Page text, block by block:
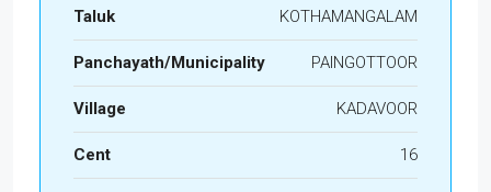
Taluk KOTHAMANGALAM
Panchayath/Municipality PAINGOTTOOR
Village KADAVOOR
Cent 16